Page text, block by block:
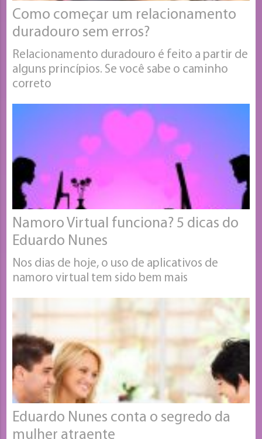
Como começar um relacionamento
duradouro sem erros?
Relacionamento duradouro é feito a partir de
alguns princípios. Se você sabe o caminho
correto
Namoro Virtual funciona? 5 dicas do
Eduardo Nunes
Nos dias de hoje, o uso de aplicativos de
namoro virtual tem sido bem mais
Eduardo Nunes conta o segredo da
mulher atraente